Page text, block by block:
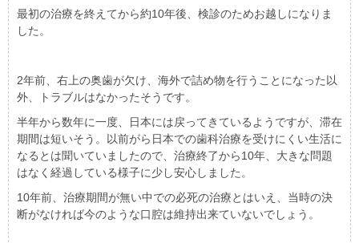
最初の治療を終えてから約10年後、検診のためお越しになりま
した。
2年前、右上の奥歯が欠け、海外で詰め物を行うことになった以
外、トラブルはなかったそうです。
半年から数年に一度、日本には戻ってきているようですが、滞在
期間は短いそう。以前がら日本での歯科治療を受けにくい生活に
なるとは聞いていましたので、治療終了から10年、大きな問題
はなく経過している様子に少し安心しました。
10年前、治療期間が無い中での必死の治療とはいえ、当時の決
断がなければ今のような口腔は維持出来ていないでしょう。